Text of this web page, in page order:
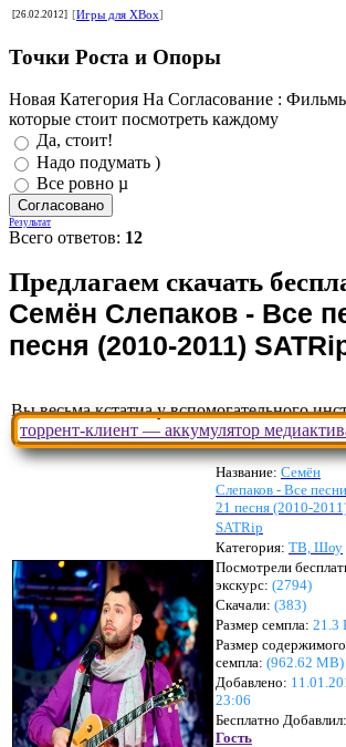
[26.02.2012] [Игры для XBox]
Точки Роста и Опоры
Новая Категория На Согласование :
которые стоит посмотреть каждому
Да, стоит!
Надо подумать )
Все ровно µ
Результат
Всего ответов: 12
Вы весьма кстатиа у вспомогательного
торрент-клиент — аккумулятор
Название: Семён
Слепаков - Все
21 песня (2010-
SATRip
Категория: ТВ, Шоу
Посмотрели
экскурс: (2794)
Скачали: (383)
Размер семпла: 21.3
Размер содержимого
семпла: (962.62 MB)
Добавлено:
23:06
Бесплатно Добавлил:
Гость